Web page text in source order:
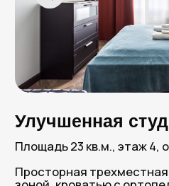
снова. И к нам — тоже!